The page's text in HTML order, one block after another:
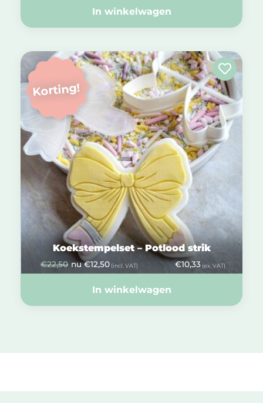
In winkelwagen
Korting!
Koekstempelset – Potlood strik
€22,50 nu €12,50 (incl. VAT) €10,33(ex. VAT)
In winkelwagen